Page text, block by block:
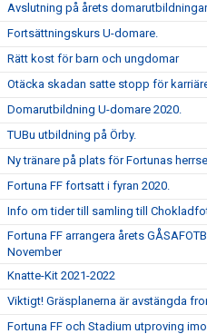
Avslutning på årets
Fortsättningskurs U-domare.
Rätt kost för barn och ungdomar
Otäcka skadan satte stopp för
Domarutbildning U-domare 2020.
TUBu utbildning på Örby.
Ny tränare på plats för Fortunas
Fortuna FF fortsatt i fyran 2020.
Info om tider till samling till
Fortuna FF arrangera årets
November
Knatte-Kit 2021-2022
Viktigt! Gräsplanerna är avstängda
Fortuna FF och Stadium utproving